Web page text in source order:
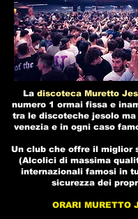
La discoteca Muretto
numero 1 ormai fissa e
tra le discoteche jesoloma
venezia e in ogni caso
Un club che offre il miglior
(Alcolici di massima
internazionali famosi in
sicurezza dei
ORARI MURETTO